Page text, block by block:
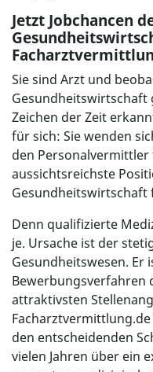
Jetzt Jobchancen
Sie sind Arzt und
Gesundheitswirtschaft
Zeichen der Zeit
für sich: Sie wenden
den
aussichtsreichste
Gesundheitswirtschaft
Denn qualifizierte
je. Ursache ist der
Gesundheitswesen.
Bewerbungsverfahren
attraktivsten
den entscheidenden
vielen Jahren über ein